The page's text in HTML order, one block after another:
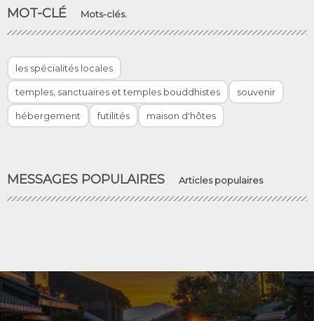
MOT-CLÉ Mots-clés.
les spécialités locales
temples, sanctuaires et temples bouddhistes souvenir
hébergement futilités maison d'hôtes
MESSAGES POPULAIRES Articles populaires